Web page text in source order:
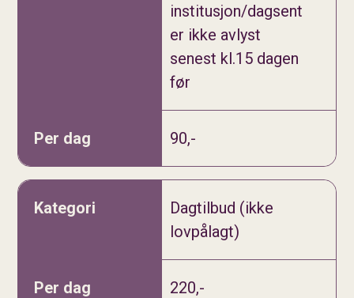
institusjon/dagsent
er ikke avlyst
senest kl.15 dagen
før
90,-
Dagtilbud (ikke
lovpålagt)
220,-